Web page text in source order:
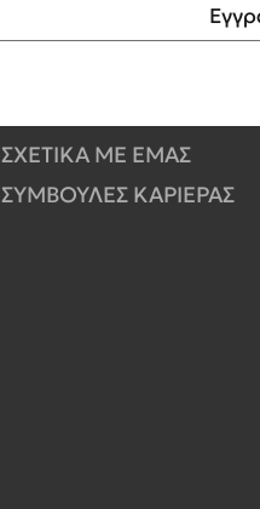
ΣΧΕΤΙΚΑ ΜΕ ΕΜΑΣ
ΣΥΜΒΟΥΛΕΣ ΚΑΡΙΕΡΑΣ